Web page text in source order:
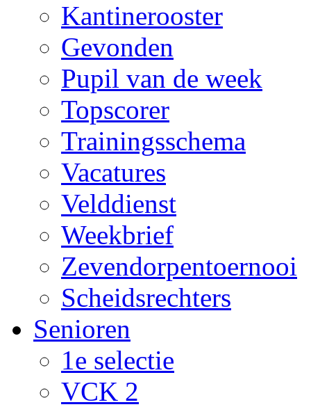
Kantinerooster
Gevonden
Pupil van de week
Topscorer
Trainingsschema
Vacatures
Velddienst
Weekbrief
Zevendorpentoernooi
Scheidsrechters
Senioren
1e selectie
VCK 2